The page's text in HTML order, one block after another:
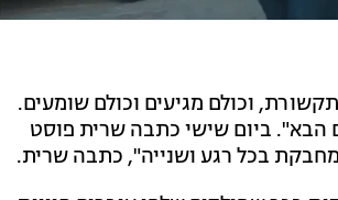
וכולם מגיעים וכולם שומעים.
הבא". ביום שישי כתבה שרית פוסט
בכל רגע ושנייה", כתבה שרית.